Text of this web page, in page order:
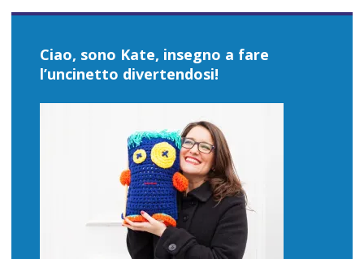
Ciao, sono Kate, insegno a fare
l’uncinetto divertendosi!